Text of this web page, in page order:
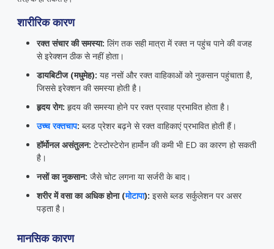
शारीरिक कारण
रक्त संचार की समस्या: लिंग तक सही मात्रा में रक्त न पहुंच पाने की वजह
से इरेक्शन ठीक से नहीं होता।
डायबिटीज (मधुमेह): यह नसों और रक्त वाहिकाओं को नुकसान पहुंचाता है,
जिससे इरेक्शन की समस्या होती है।
हृदय रोग: हृदय की समस्या होने पर रक्त प्रवाह प्रभावित होता है।
उच्च रक्तचाप: ब्लड प्रेशर बढ़ने से रक्त वाहिकाएं प्रभावित होती हैं।
हॉर्मोनल असंतुलन: टेस्टोस्टेरोन हार्मोन की कमी भी ED का कारण हो सकती
है।
नसों का नुकसान: जैसे चोट लगना या सर्जरी के बाद।
शरीर में वसा का अधिक होना (मोटापा): इससे ब्लड सर्कुलेशन पर असर
पड़ता है।
मानसिक कारण